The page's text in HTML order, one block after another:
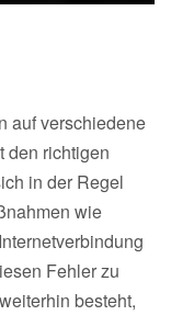
auf verschiedene
den richtigen
in der Regel
wie
Fehler zu
besteht,